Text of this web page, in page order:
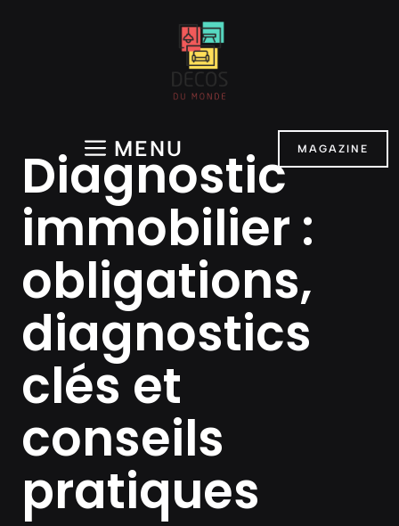
MENU MAGAZINE
Diagnostic
immobilier :
obligations,
diagnostics
clés et
conseils
pratiques